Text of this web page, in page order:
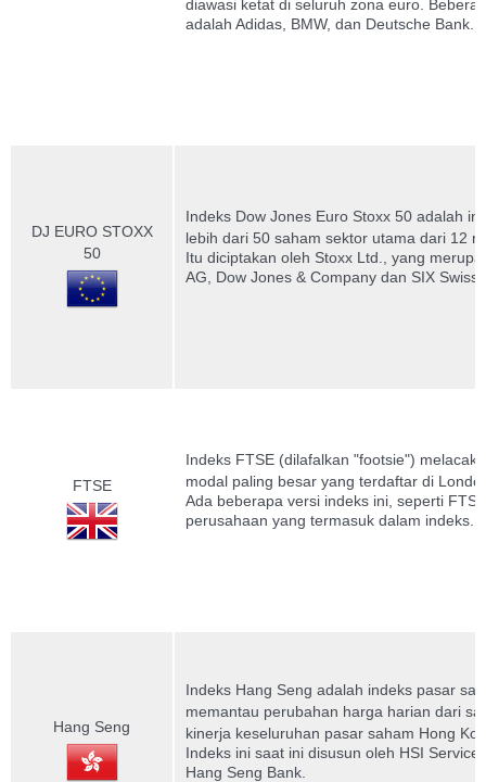
diawasi ketat di seluruh zona euro.
adalah Adidas, BMW, dan Deutsche Bank.
DJ EURO STOXX
50
Indeks Dow Jones Euro Stoxx 50 adalah
lebih dari 50 saham sektor utama dari 12
Itu diciptakan oleh Stoxx Ltd., yang
AG, Dow Jones & Company dan SIX Swiss
FTSE
Indeks FTSE (dilafalkan "footsie")
modal paling besar yang terdaftar di
Ada beberapa versi indeks ini, seperti
perusahaan yang termasuk dalam indeks.
Hang Seng
Indeks Hang Seng adalah indeks pasar
memantau perubahan harga harian dari
kinerja keseluruhan pasar saham Hong
Indeks ini saat ini disusun oleh HSI
Hang Seng Bank.